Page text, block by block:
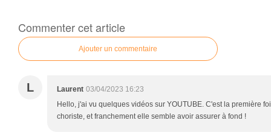
Commenter cet article
Ajouter un commentaire
L Laurent 03/04/2023 16:23
Hello, j'ai vu quelques vidéos sur YOUTUBE. C'est la première
choriste, et franchement elle semble avoir assurer à fond !